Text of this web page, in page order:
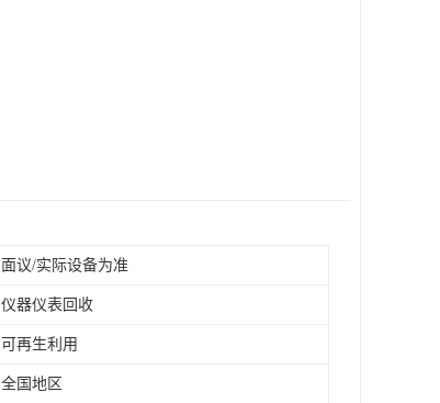
面议/实际设备为准
仪器仪表回收
可再生利用
全国地区